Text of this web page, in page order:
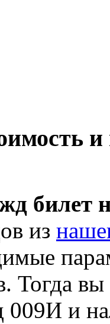
билет
из
Тогда
009И и